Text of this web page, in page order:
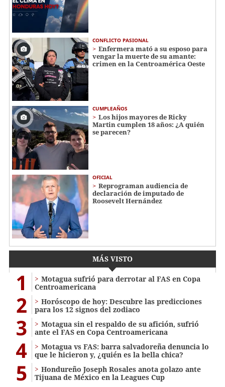
CONFLICTO PASIONAL
Enfermera mató a su esposo para
vengar la muerte de su amante:
crimen en la Centroamérica Oeste
CUMPLEAÑOS
Los hijos mayores de Ricky
Martin cumplen 18 años: ¿A quién
se parecen?
OFICIAL
Reprograman audiencia de
declaración de imputado de
Roosevelt Hernández
MÁS VISTO
1
Motagua sufrió para derrotar al FAS en Copa
Centroamericana
2
Horóscopo de hoy: Descubre las predicciones
para los 12 signos del zodiaco
3
Motagua sin el respaldo de su afición, sufrió
ante el FAS en Copa Centroamericana
4
Motagua vs FAS: barra salvadoreña denuncia lo
que le hicieron y, ¿quién es la bella chica?
5
Hondureño Joseph Rosales anota golazo ante
Tijuana de México en la Leagues Cup